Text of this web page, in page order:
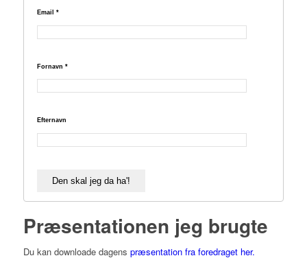
Email *
Fornavn *
Efternavn
Præsentationen jeg brugte
Du kan downloade dagens præsentation fra foredraget her.